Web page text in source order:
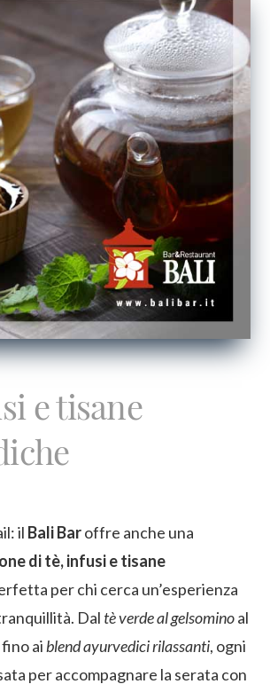
e tisane
il Bali Baroffre anche una
di tè, infusi e tisane
per chi cerca un’esperienza
Dal tè verde al gelsominoal
fino aiblend ayurvedici rilassanti, ogni
per accompagnare la serata con